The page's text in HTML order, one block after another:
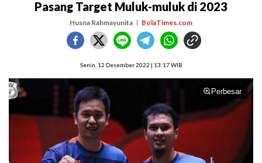
Pasang Target Muluk-muluk di 2023
Husna Rahmayunita BolaTimes.com
Senin, 12 Desember 2022 | 13:17 WIB
Perbesar